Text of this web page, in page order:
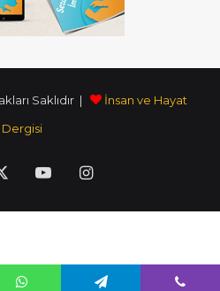
Saklıdır |
İnsan ve Hayat
Dergisi
YouTubeInstagram